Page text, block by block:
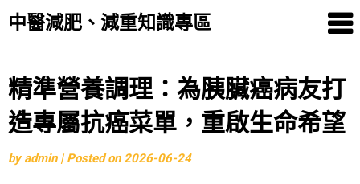
中醫減肥、減重知識專區
Skip
to
content
精準營養調理：為胰臟癌病友打
造專屬抗癌菜單，重啟生命希望
byadmin | Posted on2026-06-24